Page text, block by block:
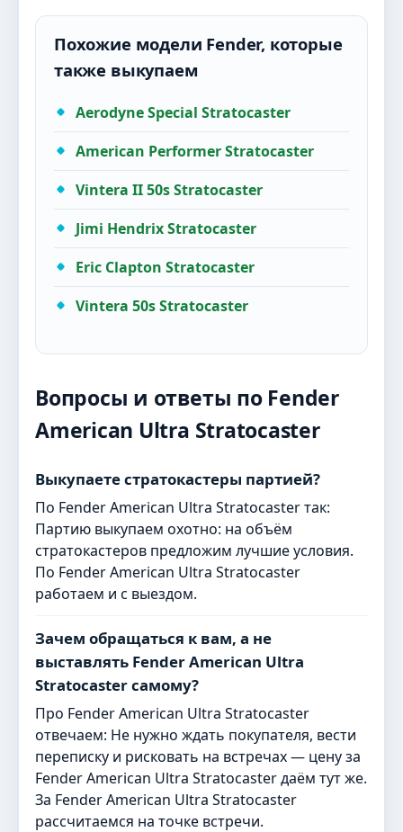
Похожие модели Fender, которые
также выкупаем
Aerodyne Special Stratocaster
American Performer Stratocaster
Vintera II 50s Stratocaster
Jimi Hendrix Stratocaster
Eric Clapton Stratocaster
Vintera 50s Stratocaster
Вопросы и ответы по Fender
American Ultra Stratocaster
Выкупаете стратокастеры партией?
По Fender American Ultra Stratocaster так:
Партию выкупаем охотно: на объём
стратокастеров предложим лучшие условия.
По Fender American Ultra Stratocaster
работаем и с выездом.
Зачем обращаться к вам, а не
выставлять Fender American Ultra
Stratocaster самому?
Про Fender American Ultra Stratocaster
отвечаем: Не нужно ждать покупателя, вести
переписку и рисковать на встречах — цену за
Fender American Ultra Stratocaster даём тут же.
За Fender American Ultra Stratocaster
рассчитаемся на точке встречи.